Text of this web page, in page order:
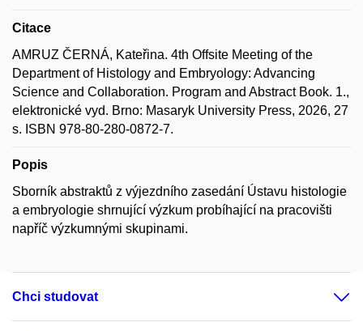
Citace
AMRUZ ČERNÁ, Kateřina. 4th Offsite Meeting of the
Department of Histology and Embryology: Advancing
Science and Collaboration. Program and Abstract Book. 1.,
elektronické vyd. Brno: Masaryk University Press, 2026, 27
s. ISBN 978-80-280-0872-7.
Popis
Sborník abstraktů z výjezdního zasedání Ústavu histologie
a embryologie shrnující výzkum probíhající na pracovišti
napříč výzkumnými skupinami.
Chci studovat